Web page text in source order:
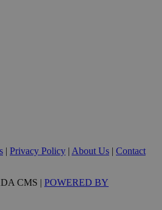
| Privacy Policy | About Us | Contact
CMS | POWERED BY